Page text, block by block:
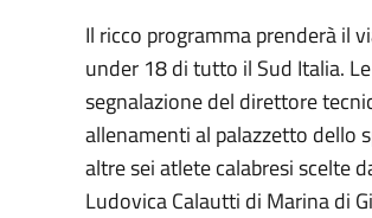
Il ricco programma prenderà il
under 18 di tutto il Sud Italia.
segnalazione del direttore
allenamenti al palazzetto dello
altre sei atlete calabresi scelte
Ludovica Calautti di Marina di